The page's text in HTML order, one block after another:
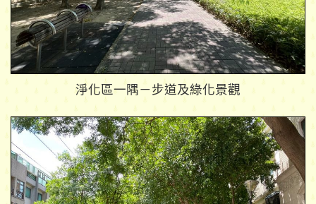
淨化區一隅－步道及綠化景觀